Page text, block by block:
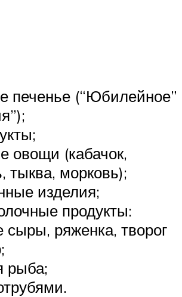
печенье (“Юбилейное”
овощи (кабачок,
тыква, морковь);
изделия;
продукты:
сыры, ряженка, творог
рыба;